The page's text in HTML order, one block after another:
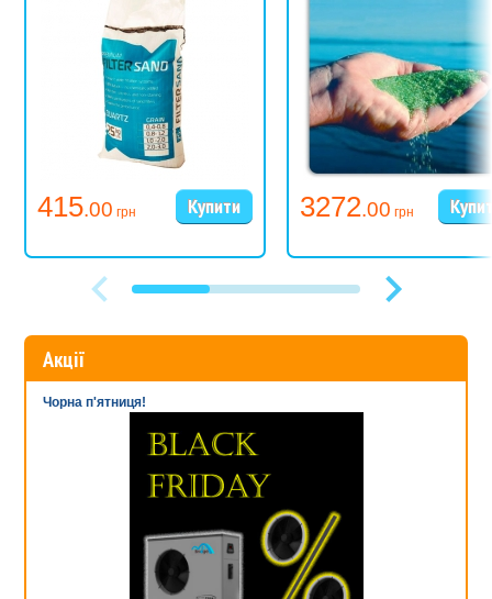
415.00 грн 3272.00 грн
Акції
Чорна п'ятниця!